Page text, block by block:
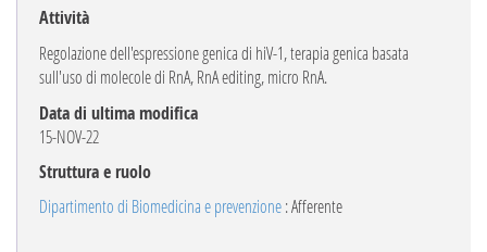
Attività
Regolazione dell'espressione genica di hiV-1, terapia genica basata
sull'uso di molecole di RnA, RnA editing, micro RnA.
Data di ultima modifica
15-NOV-22
Struttura e ruolo
Dipartimento di Biomedicina e prevenzione: Afferente